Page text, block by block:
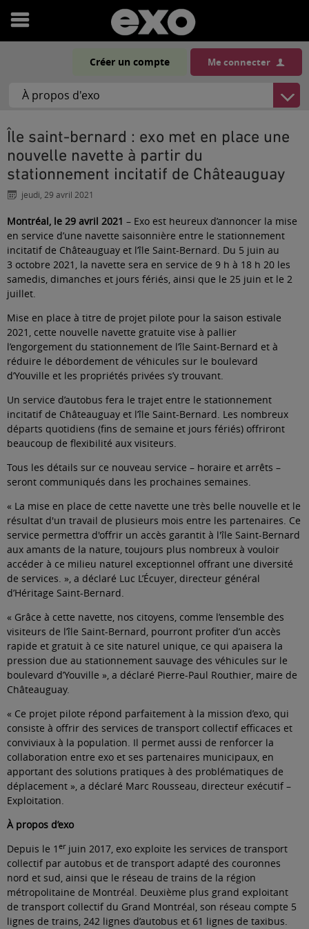
Ouvrir
menu
Créer un compte Me connecter
Île saint-bernard : exo met en place une
nouvelle navette à partir du
stationnement incitatif de Châteauguay
jeudi, 29 avril 2021
Montréal, le 29 avril 2021 – Exo est heureux d’annoncer la mise
en service d’une navette saisonnière entre le stationnement
incitatif de Châteauguay et l’île Saint-Bernard. Du 5 juin au
3 octobre 2021, la navette sera en service de 9 h à 18 h 20 les
samedis, dimanches et jours fériés, ainsi que le 25 juin et le 2
juillet.
Mise en place à titre de projet pilote pour la saison estivale
2021, cette nouvelle navette gratuite vise à pallier
l’engorgement du stationnement de l’île Saint-Bernard et à
réduire le débordement de véhicules sur le boulevard
d’Youville et les propriétés privées s’y trouvant.
Un service d’autobus fera le trajet entre le stationnement
incitatif de Châteauguay et l’île Saint-Bernard. Les nombreux
départs quotidiens (fins de semaine et jours fériés) offriront
beaucoup de flexibilité aux visiteurs.
Tous les détails sur ce nouveau service – horaire et arrêts –
seront communiqués dans les prochaines semaines.
« La mise en place de cette navette une très belle nouvelle et le
résultat d'un travail de plusieurs mois entre les partenaires. Ce
service permettra d'offrir un accès garantit à l'île Saint-Bernard
aux amants de la nature, toujours plus nombreux à vouloir
accéder à ce milieu naturel exceptionnel offrant une diversité
de services. », a déclaré Luc L’Écuyer, directeur général
d’Héritage Saint-Bernard.
« Grâce à cette navette, nos citoyens, comme l’ensemble des
visiteurs de l’île Saint-Bernard, pourront profiter d’un accès
rapide et gratuit à ce site naturel unique, ce qui apaisera la
pression due au stationnement sauvage des véhicules sur le
boulevard d’Youville », a déclaré Pierre-Paul Routhier, maire de
Châteauguay.
« Ce projet pilote répond parfaitement à la mission d’exo, qui
consiste à offrir des services de transport collectif efficaces et
conviviaux à la population. Il permet aussi de renforcer la
collaboration entre exo et ses partenaires municipaux, en
apportant des solutions pratiques à des problématiques de
déplacement », a déclaré Marc Rousseau, directeur exécutif –
Exploitation.
À propos d’exo
Depuis le 1 erjuin 2017, exo exploite les services de transport
collectif par autobus et de transport adapté des couronnes
nord et sud, ainsi que le réseau de trains de la région
métropolitaine de Montréal. Deuxième plus grand exploitant
de transport collectif du Grand Montréal, son réseau compte 5
lignes de trains, 242 lignes d’autobus et 61 lignes de taxibus.